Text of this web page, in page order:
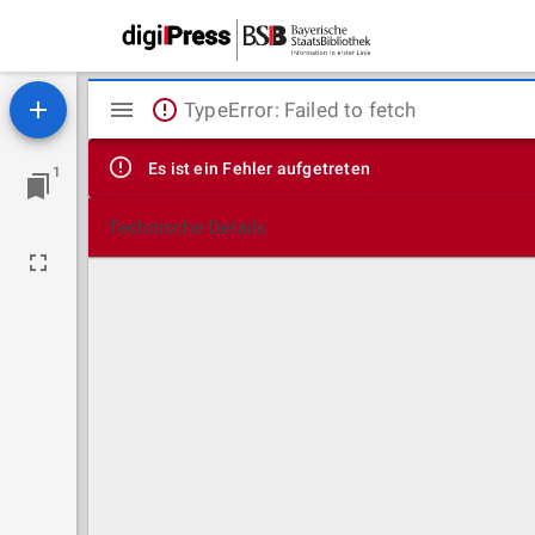
1
Mirador
Viewer
TypeError: Failed to fetch
Es ist ein Fehler aufgetreten
Technische Details